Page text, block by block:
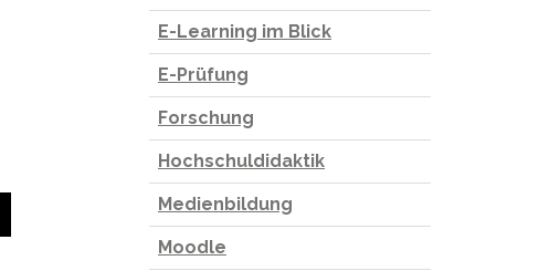
E-Learning im Blick
E-Prüfung
Forschung
Hochschuldidaktik
Medienbildung
Moodle